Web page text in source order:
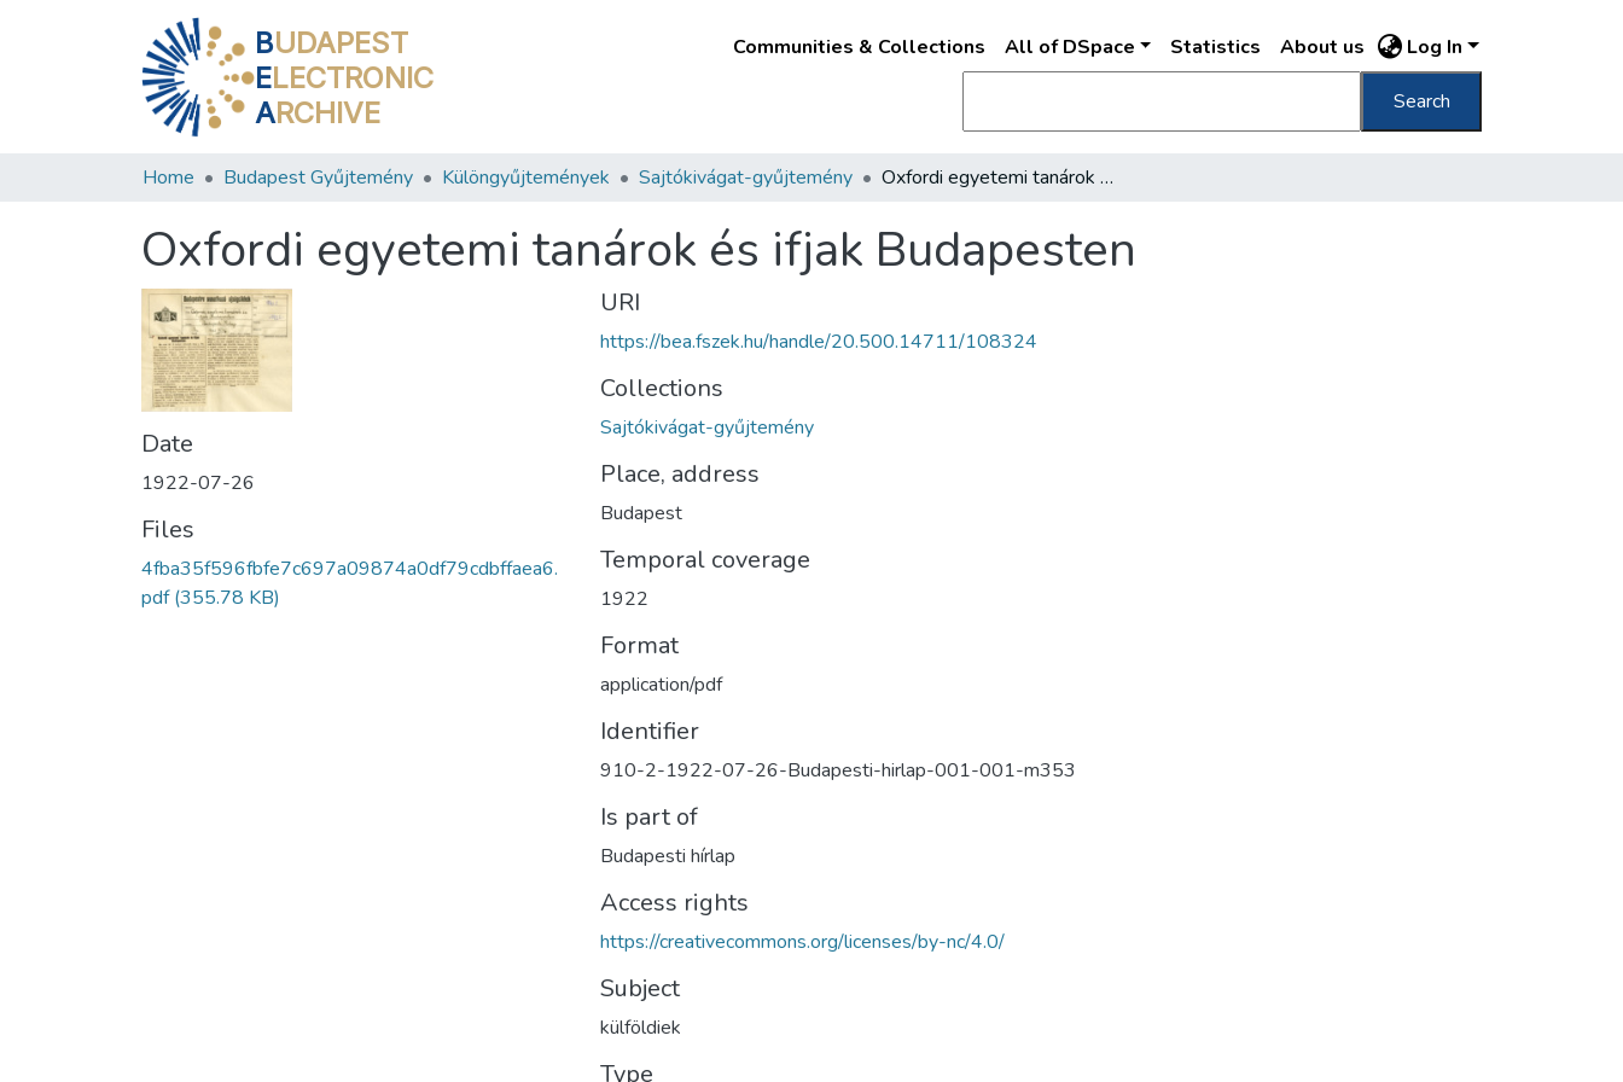
BUDAPEST
ELECTRONIC
ARCHIVE
Communities & Collections All of DSpace Statistics About us Log In
Search
Home Budapest Gyűjtemény Különgyűjtemények Sajtókivágat-gyűjtemény Oxfordi egyetemi tanárok és ifjak Budapesten
Oxfordi egyetemi tanárok és ifjak Budapesten
Date
1922-07-26
Files
4fba35f596fbfe7c697a09874a0df79cdbffaea6.
pdf(355.78 KB)
URI
https://bea.fszek.hu/handle/20.500.14711/108324
Collections
Sajtókivágat-gyűjtemény
Place, address
Budapest
Temporal coverage
1922
Format
application/pdf
Identifier
910-2-1922-07-26-Budapesti-hirlap-001-001-m353
Is part of
Budapesti hírlap
Access rights
https://creativecommons.org/licenses/by-nc/4.0/
Subject
külföldiek
Type